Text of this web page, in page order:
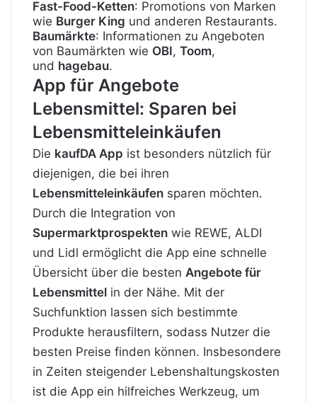
Fast-Food-Ketten: Promotions von Marken
wie Burger King und anderen Restaurants.
Baumärkte: Informationen zu Angeboten
von Baumärkten wie OBI, Toom,
und hagebau.
App für Angebote
Lebensmittel: Sparen bei
Lebensmitteleinkäufen
Die kaufDA App ist besonders nützlich für
diejenigen, die bei ihren
Lebensmitteleinkäufen sparen möchten.
Durch die Integration von
Supermarktprospekten wie REWE, ALDI
und Lidl ermöglicht die App eine schnelle
Übersicht über die besten Angebote für
Lebensmittel in der Nähe. Mit der
Suchfunktion lassen sich bestimmte
Produkte herausfiltern, sodass Nutzer die
besten Preise finden können. Insbesondere
in Zeiten steigender Lebenshaltungskosten
ist die App ein hilfreiches Werkzeug, um